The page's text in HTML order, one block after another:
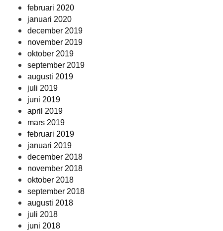
februari 2020
januari 2020
december 2019
november 2019
oktober 2019
september 2019
augusti 2019
juli 2019
juni 2019
april 2019
mars 2019
februari 2019
januari 2019
december 2018
november 2018
oktober 2018
september 2018
augusti 2018
juli 2018
juni 2018